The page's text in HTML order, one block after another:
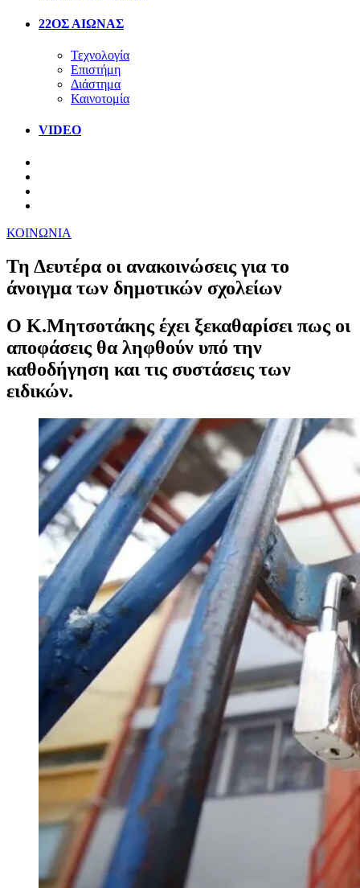
22ΟΣ ΑΙΩΝΑΣ
Τεχνολογία
Επιστήμη
Διάστημα
Καινοτομία
VIDEO
ΚΟΙΝΩΝΙΑ
Τη Δευτέρα οι ανακοινώσεις για το
άνοιγμα των δημοτικών σχολείων
Ο Κ.Μητσοτάκης έχει ξεκαθαρίσει πως οι
αποφάσεις θα ληφθούν υπό την
καθοδήγηση και τις συστάσεις των
ειδικών.